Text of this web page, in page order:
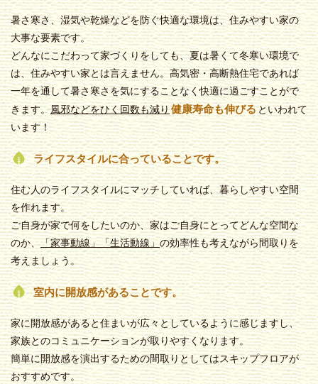
暑さ寒さ、湿気や乾燥などを防ぐ快適な環境は、住みやすい家の
大事な要素です。
どんなにこだわって家づくりをしても、夏は暑くて冬寒い環境で
は、住みやすい家とは言えません。高気密・高断熱住宅であれば
一年を通して暑さ寒さを気にすることなく快適に過ごすことがで
きます。風邪などをひく回数も減り健康寿命も伸びるといわれて
います！
ライフスタイルに合っていることです。
住む人のライフスタイルにマッチしていれば、暮らしやすい空間
を作れます。
ご自身が家で何をしたいのか、家はご自身にとってどんな空間な
のか、「家事動線」「生活動線」の効率性も考えながら間取りを
考えましょう。
室内に開放感があることです。
家に開放感があると住まいが広々としているように感じますし、
家族とのコミュニケーションが取りやすくなります。
簡単に開放感を演出するための間取りとしてはスキップフロアが
おすすめです。